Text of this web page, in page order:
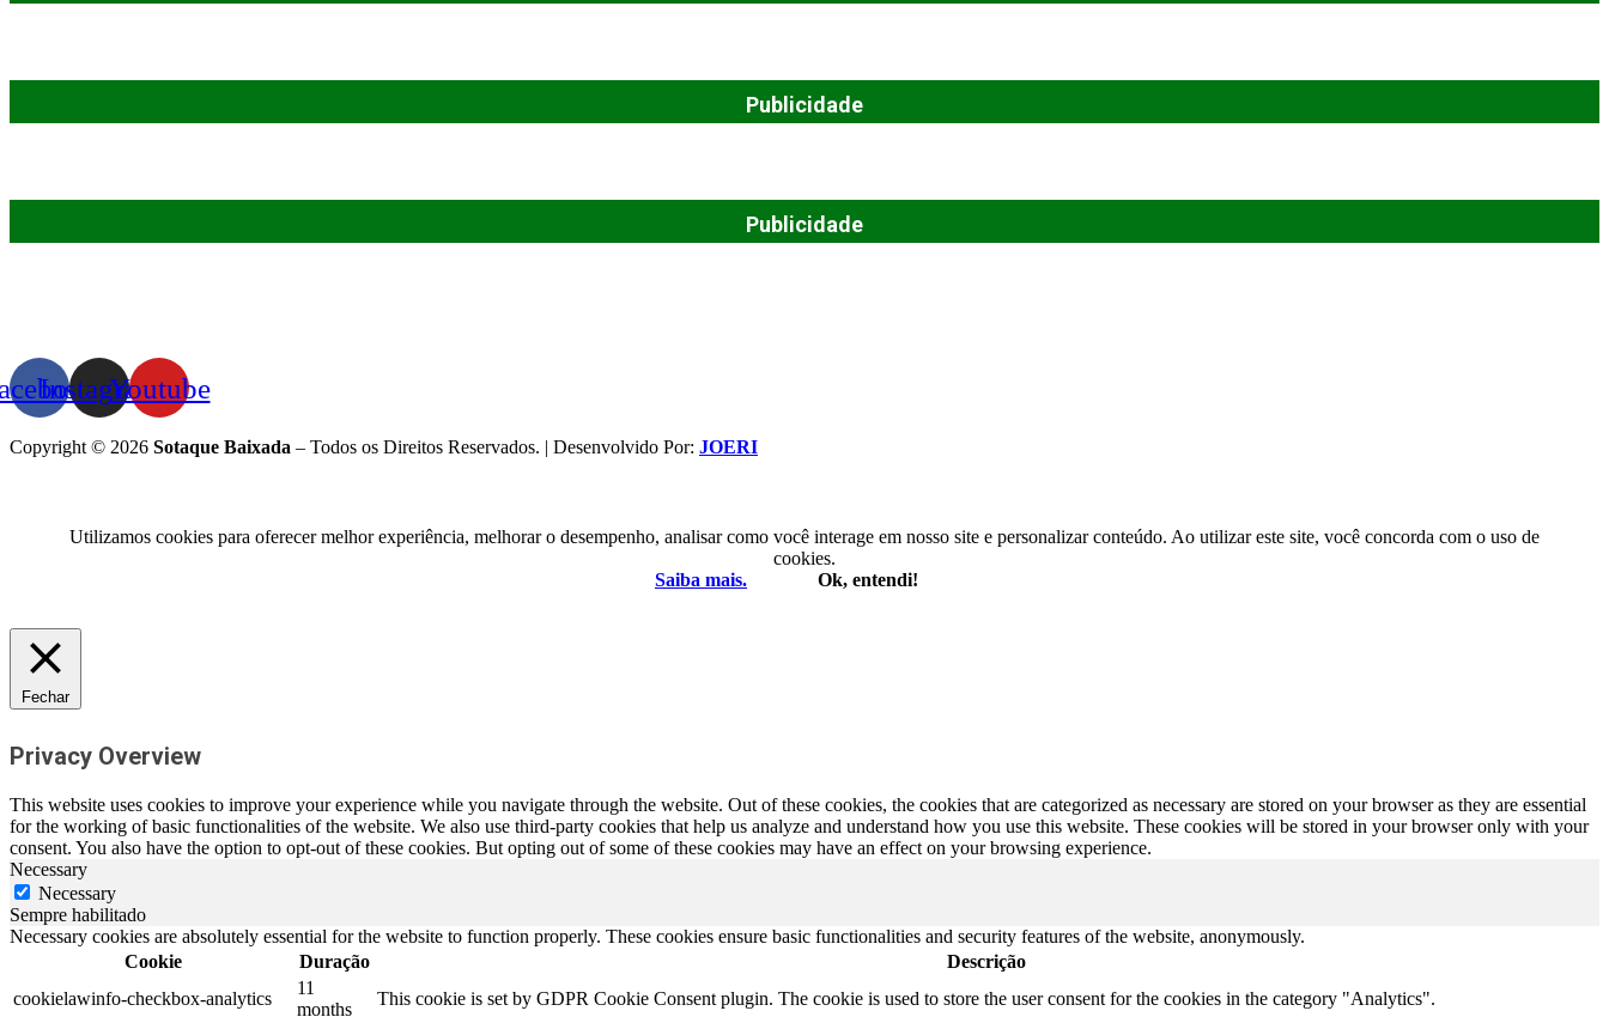
Publicidade
Publicidade
InstagramYoutube
Copyright © 2026 Sotaque Baixada – Todos os Direitos Reservados. | Desenvolvido Por: JOERI
Utilizamos cookies para oferecer melhor experiência, melhorar o desempenho, analisar como você interage em nosso site e personalizar conteúdo. Ao utilizar este site, você concorda com o uso de
cookies.
Saiba mais.
Ok, entendi!
Fechar
Privacy Overview
This website uses cookies to improve your experience while you navigate through the website. Out of these cookies, the cookies that are categorized as necessary are stored on your browser as they are essential
for the working of basic functionalities of the website. We also use third-party cookies that help us analyze and understand how you use this website. These cookies will be stored in your browser only with your
consent. You also have the option to opt-out of these cookies. But opting out of some of these cookies may have an effect on your browsing experience.
Necessary
Necessary
Sempre habilitado
Necessary cookies are absolutely essential for the website to function properly. These cookies ensure basic functionalities and security features of the website, anonymously.
Cookie
Duração
Descrição
cookielawinfo-checkbox-analytics
11
months
This cookie is set by GDPR Cookie Consent plugin. The cookie is used to store the user consent for the cookies in the category "Analytics".